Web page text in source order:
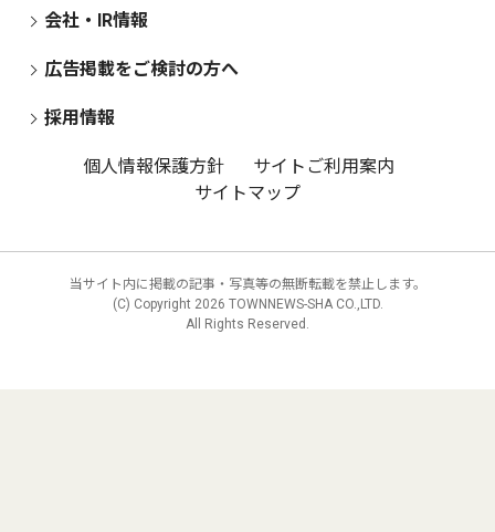
会社・IR情報
広告掲載をご検討の方へ
採用情報
個人情報保護方針
サイトご利用案内
サイトマップ
当サイト内に掲載の記事・写真等の無断転載を禁止します。
(C) Copyright 2026 TOWNNEWS-SHA CO.,LTD.
All Rights Reserved.